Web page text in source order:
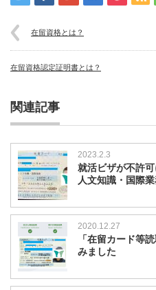
在留資格とは？
在留資格認定証明書とは？
関連記事
2023.2.3
就活ビザが不許
人文知識・国際
2020.12.27
「在留カード等
みました